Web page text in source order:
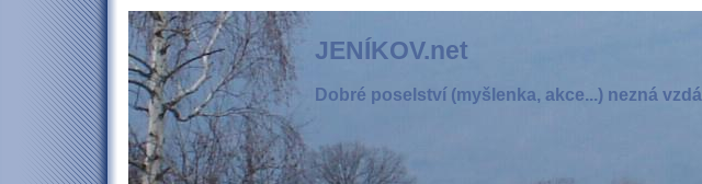
JENÍKOV.net
Dobré poselství (myšlenka, akce...) nezná